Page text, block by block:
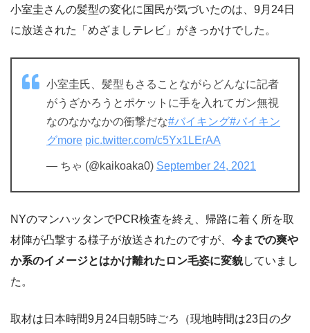
小室圭さんの髪型の変化に国民が気づいたのは、9月24日
に放送された「めざましテレビ」がきっかけでした。
小室圭氏、髪型もさることながらどんなに記者
がうざかろうとポケットに手を入れてガン無視
なのなかなかの衝撃だな#バイキング#バイキン
グmore pic.twitter.com/c5Yx1LErAA
— ちゃ (@kaikoaka0) September 24, 2021
NYのマンハッタンでPCR検査を終え、帰路に着く所を取
材陣が凸撃する様子が放送されたのですが、 今までの爽や
か系のイメージとはかけ離れたロン毛姿に変貌していまし
た。
取材は日本時間9月24日朝5時ごろ（現地時間は23日の夕